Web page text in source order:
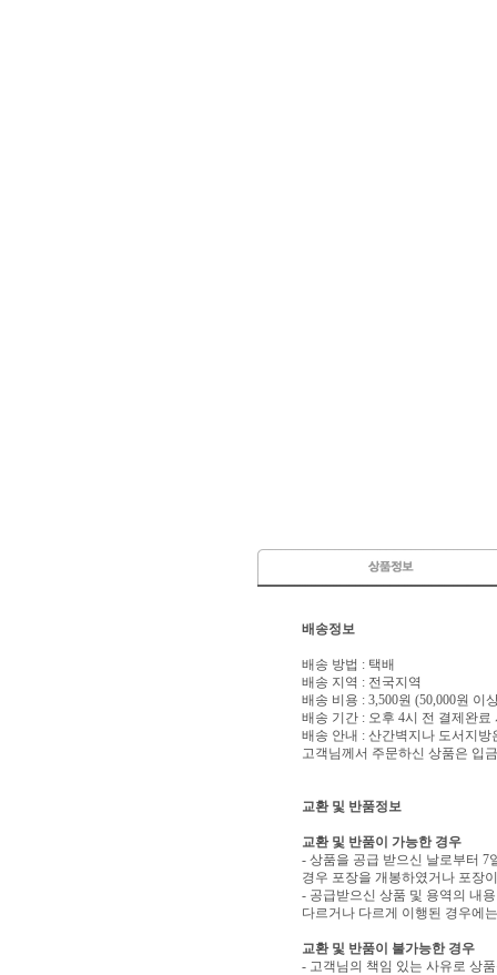
배송정보
배송 방법 : 택배
배송 지역 : 전국지역
배송 비용 : 3,500원 (50,000원 이
배송 기간 : 오후 4시 전 결제완료
배송 안내 : 산간벽지나 도서지
고객님께서 주문하신 상품은 입
교환 및 반품정보
교환 및 반품이 가능한 경우
- 상품을 공급 받으신 날로부터 7
경우 포장을 개봉하였거나 포장
- 공급받으신 상품 및 용역의 내
다르거나 다르게 이행된 경우에
교환 및 반품이 불가능한 경우
- 고객님의 책임 있는 사유로 상